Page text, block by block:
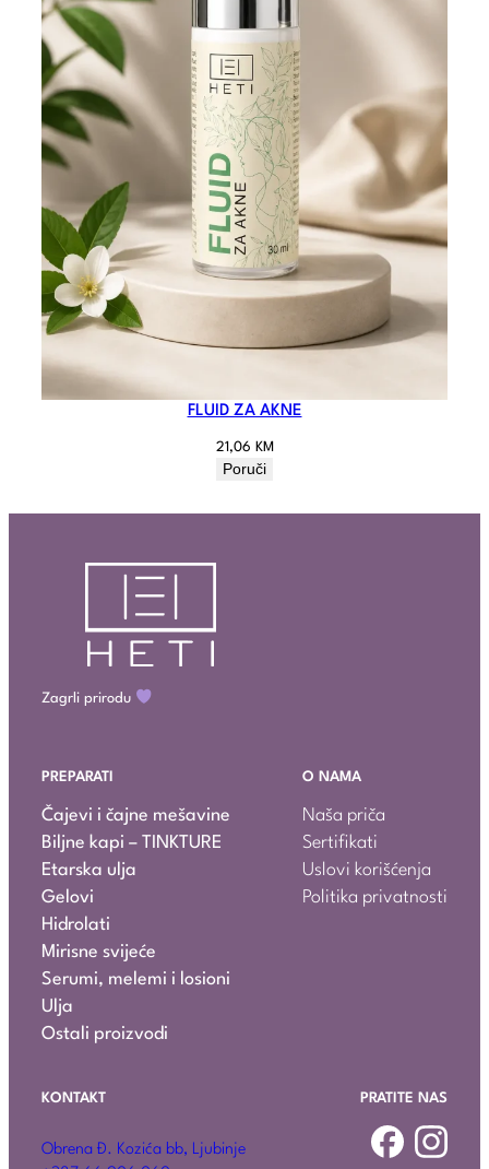
FLUID ZA AKNE
21,06 KM
Poruči
Zagrli prirodu
PREPARATI
Čajevi i čajne mešavine
Biljne kapi – TINKTURE
Etarska ulja
Gelovi
Hidrolati
Mirisne svijeće
Serumi, melemi i losioni
Ulja
Ostali proizvodi
O NAMA
Naša priča
Sertifikati
Uslovi korišćenja
Politika privatnosti
KONTAKT
Obrena Đ. Kozića bb, Ljubinje
PRATITE NAS